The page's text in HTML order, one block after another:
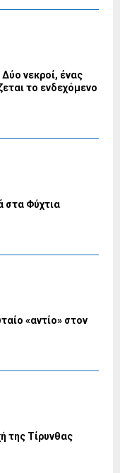
νεκροί, ένας
το ενδεχόμενο
στα Φύχτια
«αντίο» στον
της Τίρυνθας